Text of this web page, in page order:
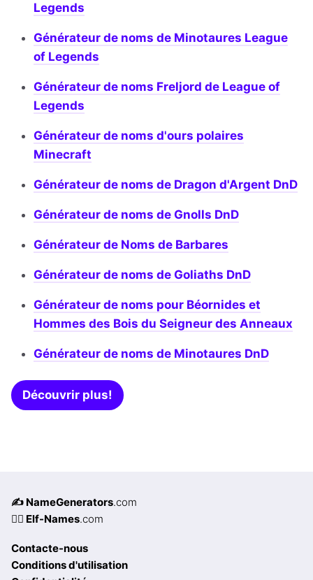
Legends
Générateur de noms de Minotaures League
of Legends
Générateur de noms Freljord de League of
Legends
Générateur de noms d'ours polaires
Minecraft
Générateur de noms de Dragon d'Argent DnD
Générateur de noms de Gnolls DnD
Générateur de Noms de Barbares
Générateur de noms de Goliaths DnD
Générateur de noms pour Béornides et
Hommes des Bois du Seigneur des Anneaux
Générateur de noms de Minotaures DnD
Découvrir plus!
✍️ NameGenerators.com
🧝‍♀️ Elf-Names.com
Contacte-nous
Conditions d'utilisation